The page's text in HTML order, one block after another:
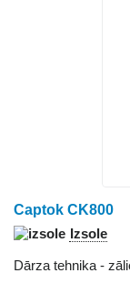
Captok CK800
Izsole
Dārza tehnika -